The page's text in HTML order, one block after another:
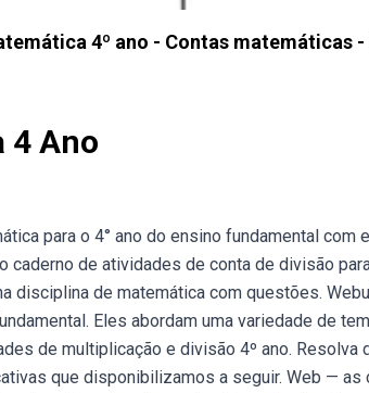
4º ano - Contas matemáticas -
4 Ano
para o 4° ano do ensino fundamental com
caderno de atividades de conta de divisão
disciplina de matemática com questões.
Eles abordam uma variedade de
de multiplicação e divisão 4º ano.
que disponibilizamos a seguir. Web — as